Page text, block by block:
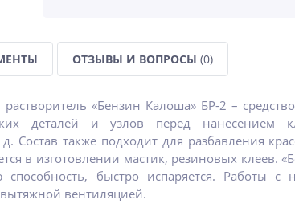
Шумофф Absorber А15
(Битолон)
1 500 руб.
ОТЗЫВЫ И ВОПРОСЫ (0)
«Бензин Калоша» БР-2 –
деталей и узлов перед нанесением
Состав также подходит для разбавления
в изготовлении мастик, резиновых клеев.
быстро испаряется. Работы
вентиляцией.